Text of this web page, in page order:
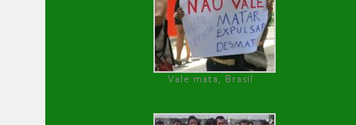
Vale mata, Brasil